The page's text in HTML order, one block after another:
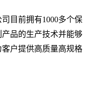
目前拥有1000多个保
品的生产技术并能够
户提供高质量高规格